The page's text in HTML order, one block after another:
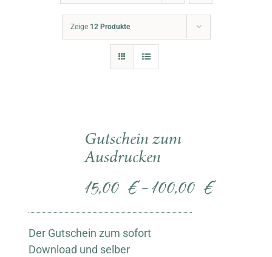
Zeige 12 Produkte
Gutschein zum
Ausdrucken
15,00€ – 100,00€
Der Gutschein zum sofort
Download und selber